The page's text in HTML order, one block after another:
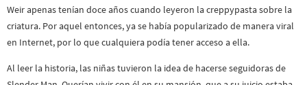
Weir apenas tenían doce años cuando leyeron la creppypasta sobre la
criatura. Por aquel entonces, ya se había popularizado de manera viral
en Internet, por lo que cualquiera podía tener acceso a ella.
Al leer la historia, las niñas tuvieron la idea de hacerse seguidoras de